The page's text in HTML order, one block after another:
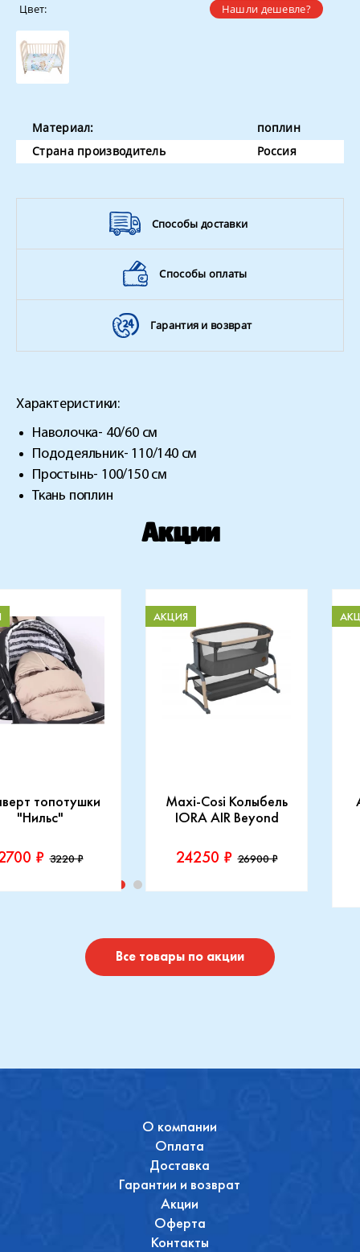
Нашли дешевле?
Цвет:
Материал:
поплин
Страна производитель
Россия
Способы доставки
Способы оплаты
Гарантия и возврат
Характеристики:
Наволочка- 40/60 см
Пододеяльник- 110/140 см
Простынь- 100/150 см
Ткань поплин
Акции
топотушки
"Нильс"
₽ 3220 ₽
Maxi-Cosi Колыбель
IORA AIR Beyond
АКЦИЯ
24250 ₽ 26900 ₽
Производитель::
Купить
Все товары по акции
О компании
Оплата
Доставка
Гарантии и возврат
Акции
Оферта
Контакты